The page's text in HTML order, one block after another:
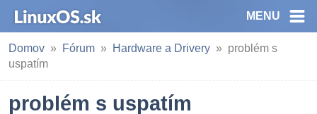
MENU
Domov Fórum Hardware a Drivery
problém s
uspatím
problém s uspatím